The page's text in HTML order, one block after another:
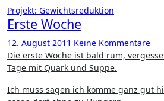
Projekt: Gewichtsreduktion
Erste Woche
12. August 2011 Keine Kommentare
Die erste Woche ist bald rum, vergessen sind die ersten zwei
Tage mit Quark und Suppe.
Ich muss sagen ich komme ganz gut